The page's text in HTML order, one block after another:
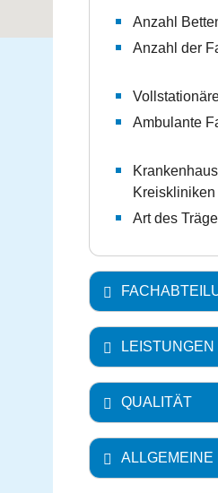
Anzahl
Anzahl der
Ambulante
Art des
QUALITÄT
ALLGEMEINE